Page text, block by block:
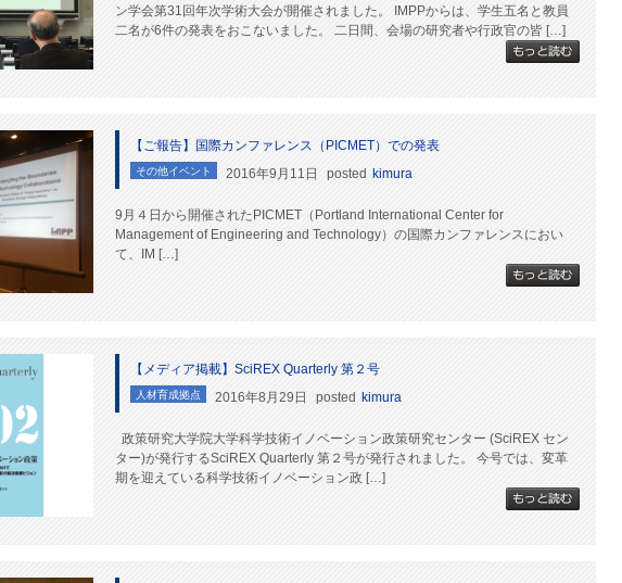
ン学会第31回年次学術大会が開催されました。 IMPPからは、学生五名と教員
二名が6件の発表をおこないました。 二日間、会場の研究者や行政官の皆 […]
【ご報告】国際カンファレンス（PICMET）での発表
その他イベント 2016年9月11日 posted kimura
9月４日から開催されたPICMET（Portland International Center for
Management of Engineering and Technology）の国際カンファレンスにおい
て、IM […]
【メディア掲載】SciREX Quarterly 第２号
人材育成拠点 2016年8月29日 posted kimura
政策研究大学院大学科学技術イノベーション政策研究センター (SciREX セン
ター)が発行するSciREX Quarterly 第２号が発行されました。 今号では、変革
期を迎えている科学技術イノベーション政 […]